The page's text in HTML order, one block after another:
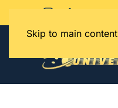
Skip to main content